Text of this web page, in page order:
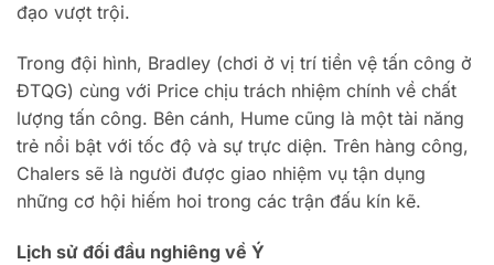
đạo vượt trội.
Trong đội hình, Bradley (chơi ở vị trí tiền vệ tấn công ở
ĐTQG) cùng với Price chịu trách nhiệm chính về chất
lượng tấn công. Bên cánh, Hume cũng là một tài năng
trẻ nổi bật với tốc độ và sự trực diện. Trên hàng công,
Chalers sẽ là người được giao nhiệm vụ tận dụng
những cơ hội hiếm hoi trong các trận đấu kín kẽ.
Lịch sử đối đầu nghiêng về Ý